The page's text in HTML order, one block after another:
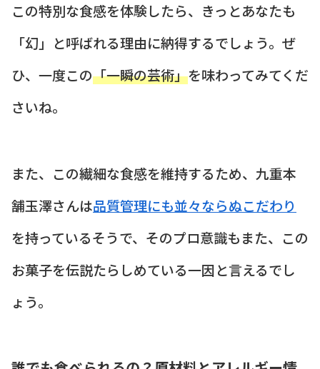
この特別な食感を体験したら、きっとあなたも
「幻」と呼ばれる理由に納得するでしょう。ぜ
ひ、一度この「一瞬の芸術」を味わってみてくだ
さいね。
また、この繊細な食感を維持するため、九重本
舗玉澤さんは品質管理にも並々ならぬこだわり
を持っているそうで、そのプロ意識もまた、この
お菓子を伝説たらしめている一因と言えるでし
ょう。